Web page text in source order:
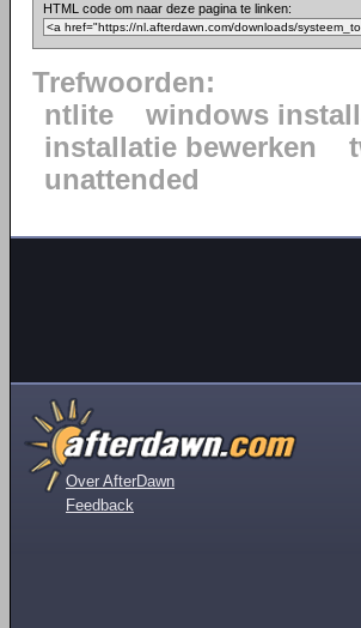
HTML code om naar deze pagina te linken:
Trefwoorden:
ntlite
windows
installatie bewerken
unattended
Over AfterDawn
Feedback